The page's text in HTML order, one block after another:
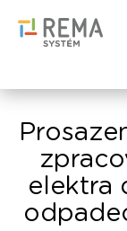
elektra